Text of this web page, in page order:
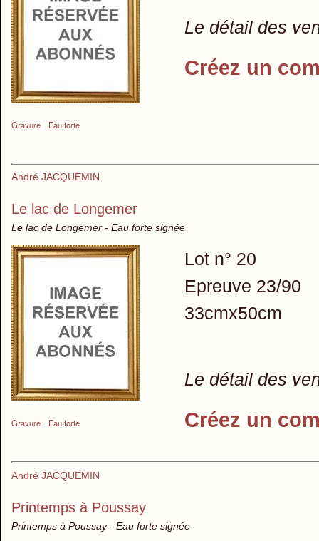
Gravure Eau forte
Le détail des
Créez un
André JACQUEMIN
Le lac de Longemer
Le lac de Longemer - Eau forte signée
Gravure Eau forte
Lot n° 20
Epreuve 23/90
33cmx50cm
Le détail des
Créez un
André JACQUEMIN
Printemps à Poussay
Printemps à Poussay - Eau forte signée